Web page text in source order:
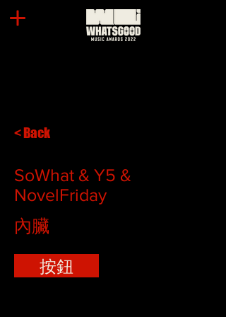
< Back
SoWhat & Y5 &
NovelFriday
內臟
按鈕